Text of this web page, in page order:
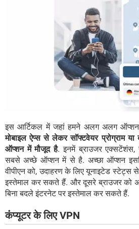
इस आर्टिकल में जहां हमने अलग अलग
मोबाइल ऐप्स से लेकर सॉफ्टवेयर प्रोग्राम
ऑप्शन में मौजूद है. इनमें ब्राउजर एक्सटेंशंस,
सबसे अच्छे ऑप्शन में से है. अच्छा ऑप्शन
वीपीएन को, उदाहरण के लिए यूनाइटेड
इस्तेमाल कर सकते हैं. और दूसरे ब्राउजर को
बिना बदले इंटरनेट पर इस्तेमाल कर सकते हैं.
कंंप्यूटर के लिए VPN